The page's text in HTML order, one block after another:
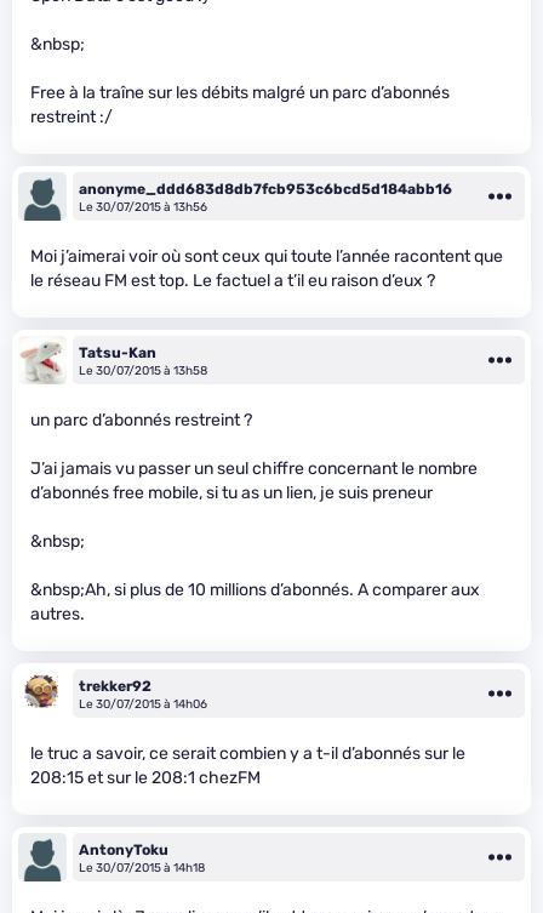
&nbsp;
Free à la traîne sur les débits malgré un parc d’abonnés
restreint :/
anonyme_ddd683d8db7fcb953c6bcd5d184abb16
Le 30/07/2015 à 13h56
Moi j’aimerai voir où sont ceux qui toute l’année racontent que
le réseau FM est top. Le factuel a t’il eu raison d’eux ?
Tatsu-Kan
Le 30/07/2015 à 13h58
un parc d’abonnés restreint ?
J’ai jamais vu passer un seul chiffre concernant le nombre
d’abonnés free mobile, si tu as un lien, je suis preneur
&nbsp;
&nbsp;Ah, si plus de 10 millions d’abonnés. A comparer aux
autres.
trekker92
Le 30/07/2015 à 14h06
le truc a savoir, ce serait combien y a t-il d’abonnés sur le
208:15 et sur le 208:1 chezFM
AntonyToku
Le 30/07/2015 à 14h18